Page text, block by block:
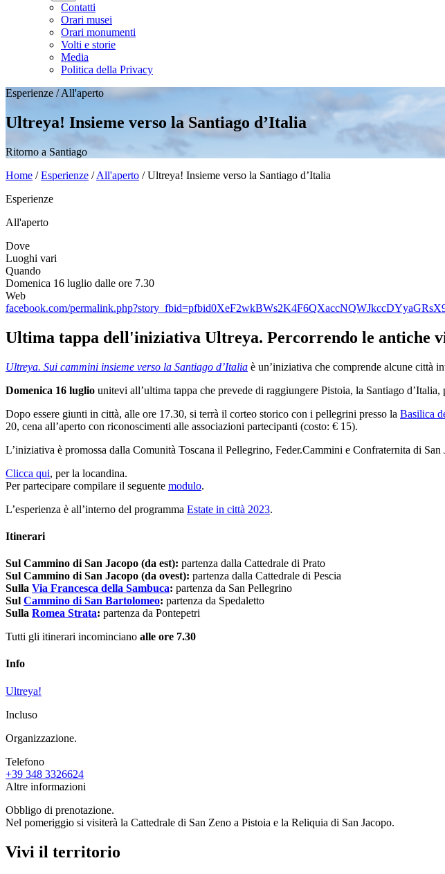
Contatti
Orari musei
Orari monumenti
Volti e storie
Media
Politica della Privacy
Esperienze / All'aperto
Ultreya! Insieme verso la Santiago d’Italia
Ritorno a Santiago
Home /Esperienze /All'aperto /Ultreya! Insieme verso la Santiago d’Italia
Esperienze
All'aperto
Dove
Luoghi vari
Quando
Domenica 16 luglio dalle ore 7.30
Web
facebook.com/
Ultima tappa dell'iniziativa Ultreya. Percorrendo le antiche
Ultreya. Sui cammini insieme verso la Santiago d’Italia è un’iniziativa che comprende alcune città
Domenica 16 luglio unitevi all’ultima tappa che prevede di raggiungere Pistoia, la Santiago
Dopo essere giunti in città, alle ore 17.30, si terrà il corteo storico con i pellegrini presso la Basilica
20, cena all’aperto con riconoscimenti alle associazioni partecipanti (costo: € 15).
L’iniziativa è promossa dalla Comunità Toscana il Pellegrino, Feder.Cammini e Confraternita di San
Clicca qui, per la locandina.
Per partecipare compilare il seguente modulo.
L’esperienza è all’interno del programma Estate in città 2023.
Itinerari
Sul Cammino di San Jacopo (da est): partenza dalla Cattedrale di Prato
Sul Cammino di San Jacopo (da ovest): partenza dalla Cattedrale di Pescia
Sulla Via Francesca della Sambuca: partenza da San Pellegrino
Sul Cammino di San Bartolomeo: partenza da Spedaletto
Sulla Romea Strata: partenza da Pontepetri
Tutti gli itinerari incominciano alle ore 7.30
Info
Ultreya!
Incluso
Organizzazione.
Telefono
+39 348 3326624
Altre informazioni
Obbligo di prenotazione.
Nel pomeriggio si visiterà la Cattedrale di San Zeno a Pistoia e la Reliquia di San Jacopo.
Vivi il territorio